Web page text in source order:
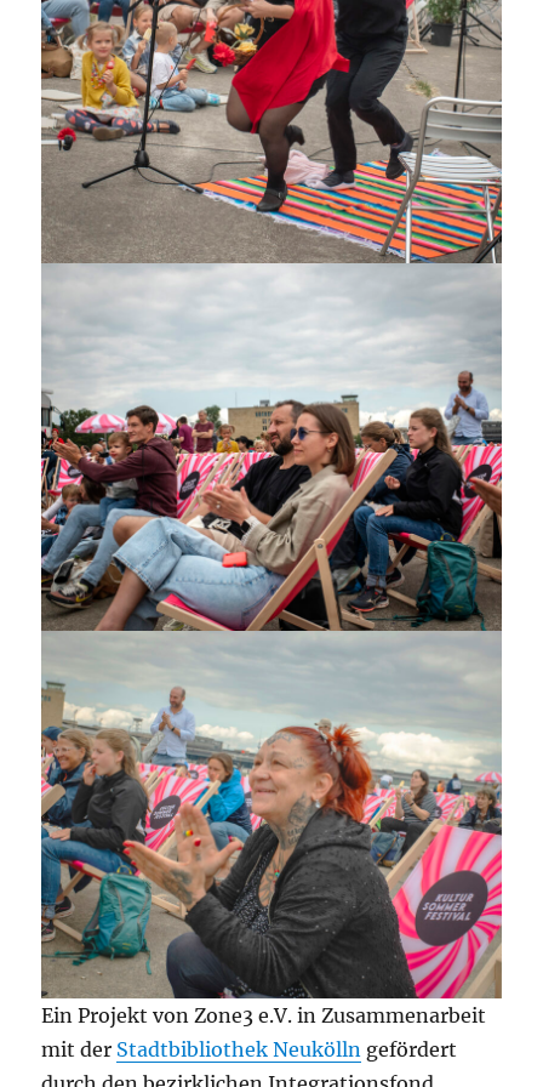
Ein Projekt von Zone3 e.V. in Zusammenarbeit
mit der Stadtbibliothek Neukölln gefördert